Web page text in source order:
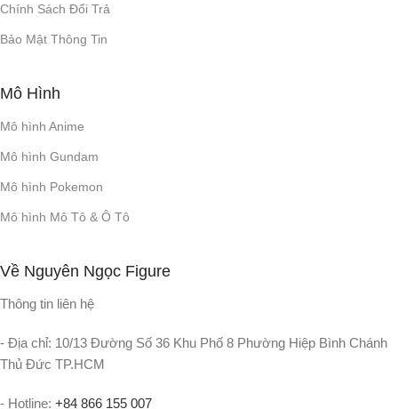
Chính Sách Đổi Trả
Bảo Mật Thông Tin
Mô Hình
Mô hình Anime
Mô hình Gundam
Mô hình Pokemon
Mô hình Mô Tô & Ô Tô
Về Nguyên Ngọc Figure
Thông tin liên hệ
- Địa chỉ: 10/13 Đường Số 36 Khu Phố 8 Phường Hiệp Bình Chánh
Thủ Đức TP.HCM
- Hotline: +84 866 155 007